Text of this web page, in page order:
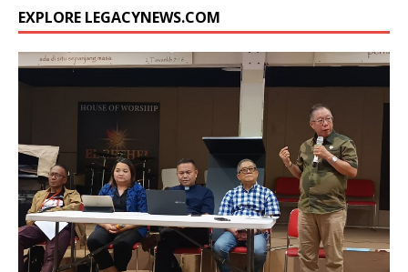
EXPLORE LEGACYNEWS.COM